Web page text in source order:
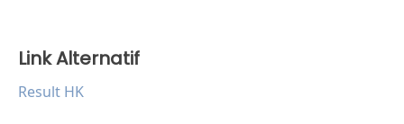
Link Alternatif
Result HK